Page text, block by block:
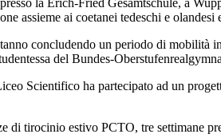
la Erich-Fried Gesamtschule, a
assieme ai coetanei tedeschi e
concludendo un periodo di mobilità
del Bundes-
Scientifico ha partecipato ad un
di tirocinio estivo PCTO, tre settimane